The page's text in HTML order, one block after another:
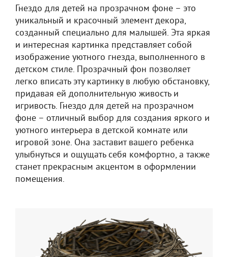
Гнездо для детей на прозрачном фоне – это
уникальный и красочный элемент декора,
созданный специально для малышей. Эта яркая
и интересная картинка представляет собой
изображение уютного гнезда, выполненного в
детском стиле. Прозрачный фон позволяет
легко вписать эту картинку в любую обстановку,
придавая ей дополнительную живость и
игривость. Гнездо для детей на прозрачном
фоне – отличный выбор для создания яркого и
уютного интерьера в детской комнате или
игровой зоне. Она заставит вашего ребенка
улыбнуться и ощущать себя комфортно, а также
станет прекрасным акцентом в оформлении
помещения.